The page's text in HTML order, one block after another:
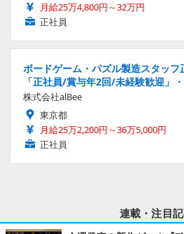
月給25万4,800円～32万円
正社員
ボードゲーム・パズル製造スタッ
「正社員/賞与年2回/未経験歓迎」
株式会社alBee
東京都
月給25万2,200円～36万5,000円
正社員
連載・注目